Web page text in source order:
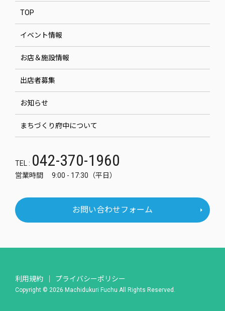
TOP
イベント情報
お店＆施設情報
出店者募集
お知らせ
まちづくり府中について
TEL : 042-370-1960
営業時間 9:00 - 17:30（平日）
お問い合わせフォーム
利用規約 プライバシーポリシー
Copyright © 2026 Machidukuri Fuchu All Rights Reserved.